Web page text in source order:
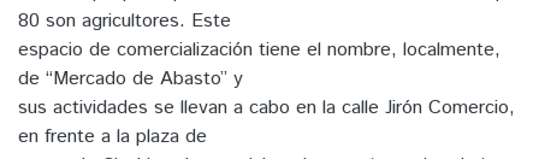
80 son agricultores. Este
espacio de comercialización tiene el nombre, localmente,
de “Mercado de Abasto” y
sus actividades se llevan a cabo en la calle Jirón Comercio,
en frente a la plaza de